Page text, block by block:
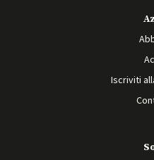
Iscriviti